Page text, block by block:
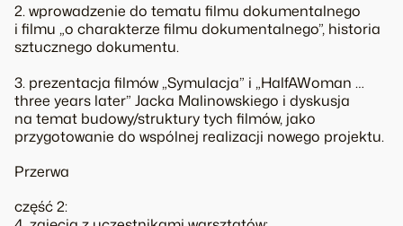
2. wprowadzenie do tematu filmu dokumentalnego
i filmu „o charakterze filmu dokumentalnego”, historia
sztucznego dokumentu.
3. prezentacja filmów „Symulacja” i „HalfAWoman …
three years later” Jacka Malinowskiego i dyskusja
na temat budowy/struktury tych filmów, jako
przygotowanie do wspólnej realizacji nowego projektu.
Przerwa
część 2: